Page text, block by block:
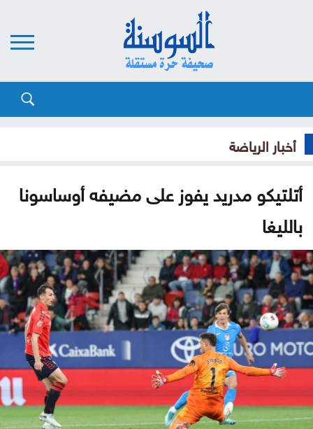
أخبار الرياضة
أتلتيكو مدريد يفوز على مضيفه أوساسونا
بالليغا